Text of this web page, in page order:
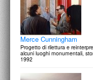
Merce Cunningham
Progetto di rilettura e
alcuni luoghi monumentali,
1992